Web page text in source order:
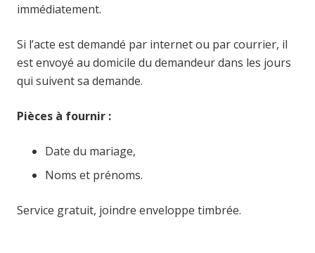
immédiatement.
Si l’acte est demandé par internet ou par courrier, il
est envoyé au domicile du demandeur dans les jours
qui suivent sa demande.
Pièces à fournir :
Date du mariage,
Noms et prénoms.
Service gratuit, joindre enveloppe timbrée.